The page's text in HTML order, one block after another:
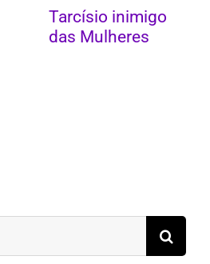
Tarcísio inimigo
das Mulheres